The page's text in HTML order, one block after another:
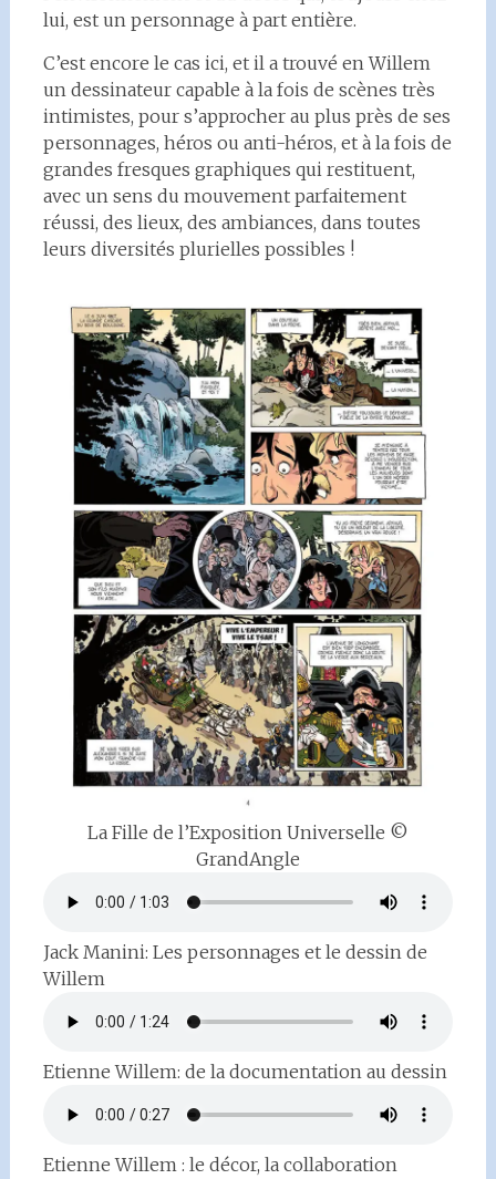
lui, est un personnage à part entière.
C’est encore le cas ici, et il a trouvé en Willem
un dessinateur capable à la fois de scènes très
intimistes, pour s’approcher au plus près de ses
personnages, héros ou anti-héros, et à la fois de
grandes fresques graphiques qui restituent,
avec un sens du mouvement parfaitement
réussi, des lieux, des ambiances, dans toutes
leurs diversités plurielles possibles !
La Fille de l’Exposition Universelle ©
GrandAngle
Jack Manini: Les personnages et le dessin de
Willem
Etienne Willem: de la documentation au dessin
Etienne Willem : le décor, la collaboration